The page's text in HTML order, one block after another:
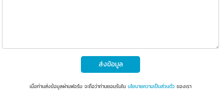
ส่งข้อมูล
เมื่อท่านส่งข้อมูลผ่านฟอร์ม จะถือว่าท่านยอมรับใน นโยบายความเป็นส่วนตัว ของเรา